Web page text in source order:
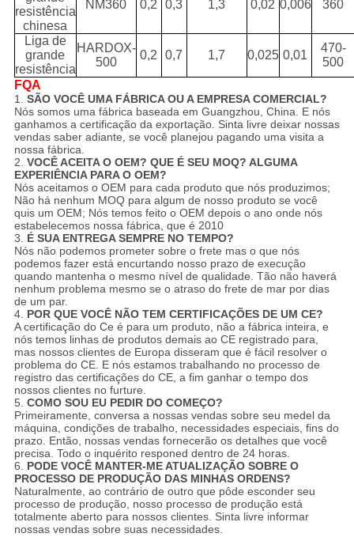
resistência
chinesa
NM360 0,2 0,3 1,3 0,02 0,006 360
Liga de
grande
resistência
HARDOX-
500
0,2 0,7 1,7 0,025 0,01
470-
500
FQA
1. SÃO VOCÊ UMA FÁBRICA OU A EMPRESA COMERCIAL?
Nós somos uma fábrica baseada em Guangzhou, China. E nós
ganhamos a certificação da exportação. Sinta livre deixar nossas
vendas saber adiante, se você planejou pagando uma visita a
nossa fábrica.
2. VOCÊ ACEITA O OEM? QUE É SEU MOQ? ALGUMA
EXPERIÊNCIA PARA O OEM?
Nós aceitamos o OEM para cada produto que nós produzimos;
Não há nenhum MOQ para algum de nosso produto se você
quis um OEM; Nós temos feito o OEM depois o ano onde nós
estabelecemos nossa fábrica, que é 2010
3. É SUA ENTREGA SEMPRE NO TEMPO?
Nós não podemos prometer sobre o frete mas o que nós
podemos fazer está encurtando nosso prazo de execução
quando mantenha o mesmo nível de qualidade. Tão não haverá
nenhum problema mesmo se o atraso do frete de mar por dias
de um par.
4. POR QUE VOCÊ NÃO TEM CERTIFICAÇÕES DE UM CE?
A certificação do Ce é para um produto, não a fábrica inteira, e
nós temos linhas de produtos demais ao CE registrado para,
mas nossos clientes de Europa disseram que é fácil resolver o
problema do CE. E nós estamos trabalhando no processo de
registro das certificações do CE, a fim ganhar o tempo dos
nossos clientes no furture.
5. COMO SOU EU PEDIR DO COMEÇO?
Primeiramente, conversa a nossas vendas sobre seu medel da
máquina, condições de trabalho, necessidades especiais, fins do
prazo. Então, nossas vendas fornecerão os detalhes que você
precisa. Todo o inquérito responed dentro de 24 horas.
6. PODE VOCÊ MANTER-ME ATUALIZAÇÃO SOBRE O
PROCESSO DE PRODUÇÃO DAS MINHAS ORDENS?
Naturalmente, ao contrário de outro que pôde esconder seu
processo de produção, nosso processo de produção está
totalmente aberto para nossos clientes. Sinta livre informar
nossas vendas sobre suas necessidades.